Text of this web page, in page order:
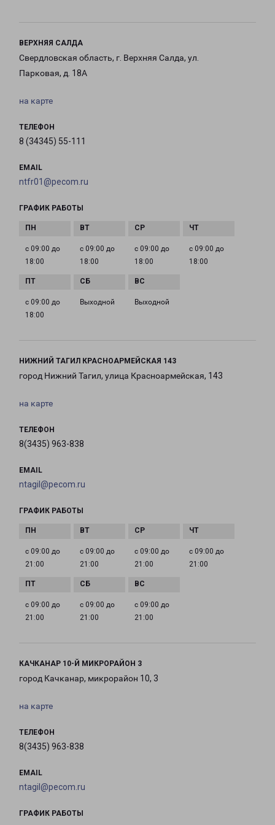
ВЕРХНЯЯ САЛДА
Свердловская область, г. Верхняя Салда, ул.
Парковая, д. 18А
на карте
ТЕЛЕФОН
8 (34345) 55-111
EMAIL
ntfr01@pecom.ru
ГРАФИК РАБОТЫ
с 09:00 до
18:00
с 09:00 до
18:00
с 09:00 до
18:00
с 09:00 до
18:00
с 09:00 до
18:00
Выходной Выходной
НИЖНИЙ ТАГИЛ КРАСНОАРМЕЙСКАЯ 143
город Нижний Тагил, улица Красноармейская, 143
на карте
ТЕЛЕФОН
8(3435) 963-838
EMAIL
ntagil@pecom.ru
ГРАФИК РАБОТЫ
с 09:00 до
21:00
с 09:00 до
21:00
с 09:00 до
21:00
с 09:00 до
21:00
с 09:00 до
21:00
с 09:00 до
21:00
с 09:00 до
21:00
КАЧКАНАР 10-Й МИКРОРАЙОН 3
город Качканар, микрорайон 10, 3
на карте
ТЕЛЕФОН
8(3435) 963-838
EMAIL
ntagil@pecom.ru
ГРАФИК РАБОТЫ